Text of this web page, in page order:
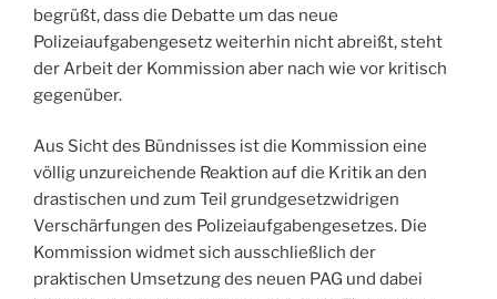
begrüßt, dass die Debatte um das neue
Polizeiaufgabengesetz weiterhin nicht abreißt, steht
der Arbeit der Kommission aber nach wie vor kritisch
gegenüber.
Aus Sicht des Bündnisses ist die Kommission eine
völlig unzureichende Reaktion auf die Kritik an den
drastischen und zum Teil grundgesetzwidrigen
Verschärfungen des Polizeiaufgabengesetzes. Die
Kommission widmet sich ausschließlich der
praktischen Umsetzung des neuen PAG und dabei